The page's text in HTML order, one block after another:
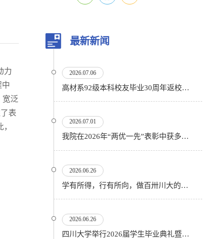
力
中
宽泛
表
最新新闻
2026.07.06
高材系92级本科校友毕业30周年返校活动顺利举行
2026.07.01
我院在2026年“两优一先”表彰中获多项殊荣
2026.06.26
学有所得，行有所向，做百卅川大的薪火赓续者——校长汪劲松在四川大学2026届学生毕业典礼上的...
2026.06.26
四川大学举行2026届学生毕业典礼暨学位授予仪式